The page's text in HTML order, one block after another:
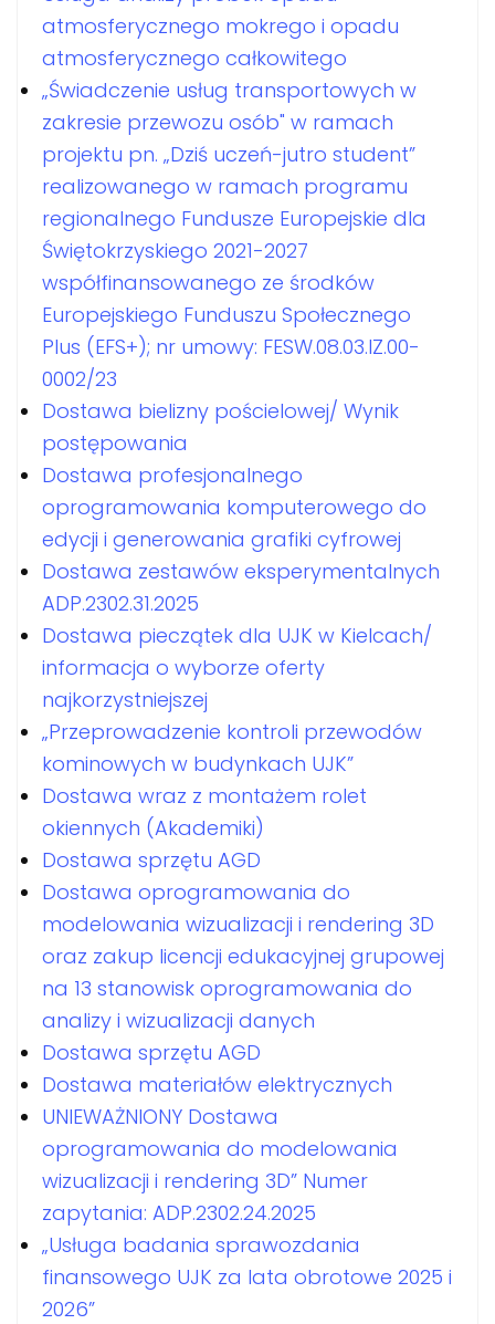
atmosferycznego mokrego i opadu
atmosferycznego całkowitego
„Świadczenie usług transportowych w
zakresie przewozu osób" w ramach
projektu pn. „Dziś uczeń-jutro student”
realizowanego w ramach programu
regionalnego Fundusze Europejskie dla
Świętokrzyskiego 2021-2027
współfinansowanego ze środków
Europejskiego Funduszu Społecznego
Plus (EFS+); nr umowy: FESW.08.03.IZ.00-
0002/23
Dostawa bielizny pościelowej/ Wynik
postępowania
Dostawa profesjonalnego
oprogramowania komputerowego do
edycji i generowania grafiki cyfrowej
Dostawa zestawów eksperymentalnych
ADP.2302.31.2025
Dostawa pieczątek dla UJK w Kielcach/
informacja o wyborze oferty
najkorzystniejszej
„Przeprowadzenie kontroli przewodów
kominowych w budynkach UJK”
Dostawa wraz z montażem rolet
okiennych (Akademiki)
Dostawa sprzętu AGD
Dostawa oprogramowania do
modelowania wizualizacji i rendering 3D
oraz zakup licencji edukacyjnej grupowej
na 13 stanowisk oprogramowania do
analizy i wizualizacji danych
Dostawa sprzętu AGD
Dostawa materiałów elektrycznych
UNIEWAŻNIONY Dostawa
oprogramowania do modelowania
wizualizacji i rendering 3D” Numer
zapytania: ADP.2302.24.2025
„Usługa badania sprawozdania
finansowego UJK za lata obrotowe 2025 i
2026”